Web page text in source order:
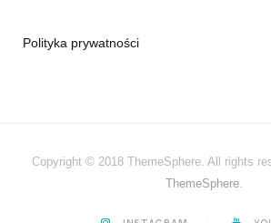
Polityka prywatności
Copyright © 2018 ThemeSphere. All rights
ThemeSphere.